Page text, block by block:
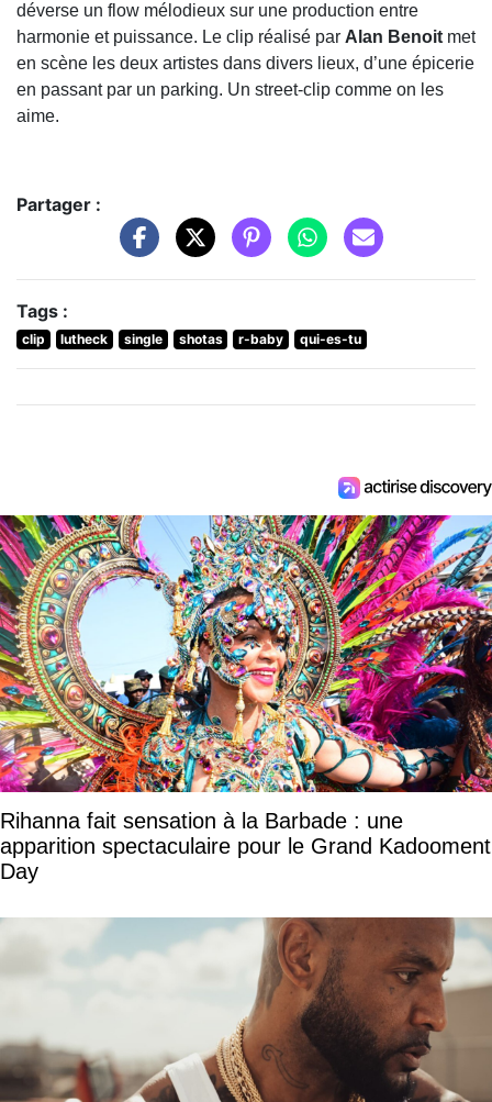
déverse un flow mélodieux sur une production entre
harmonie et puissance. Le clip réalisé par Alan Benoit met
en scène les deux artistes dans divers lieux, d’une épicerie
en passant par un parking. Un street-clip comme on les
aime.
Partager :
Tags :
clip lutheck single shotas r-baby qui-es-tu
Rihanna fait sensation à la Barbade : une
apparition spectaculaire pour le Grand Kadooment
Day